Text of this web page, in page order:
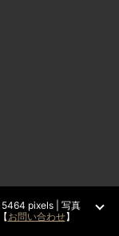
5464 pixels | 写真
お問い合わせ】